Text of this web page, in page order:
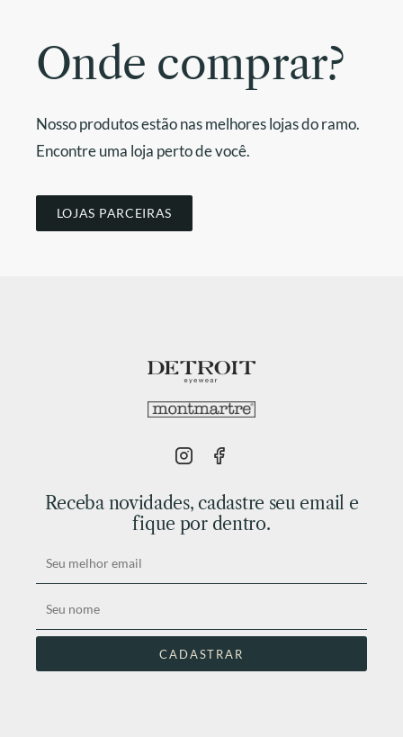
Onde comprar?
Nosso produtos estão nas melhores lojas do ramo.
Encontre uma loja perto de você.
LOJAS PARCEIRAS
Receba novidades, cadastre seu email e
fique por dentro.